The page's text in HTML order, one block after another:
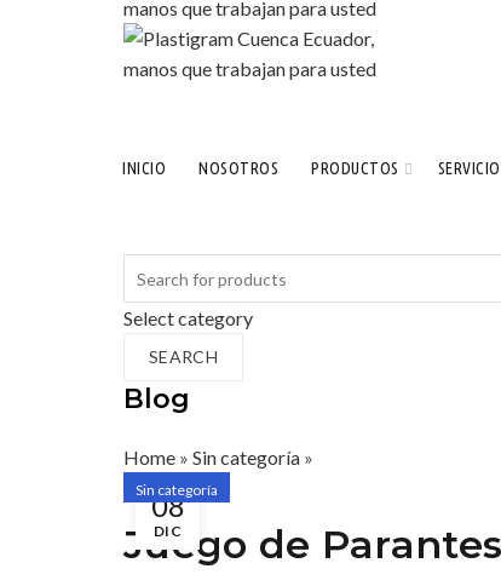
INICIO NOSOTROS PRODUCTOS
Select category
SEARCH
Blog
Home » Sin categoría »
08
DIC
Sin categoría
Juego de Parantes